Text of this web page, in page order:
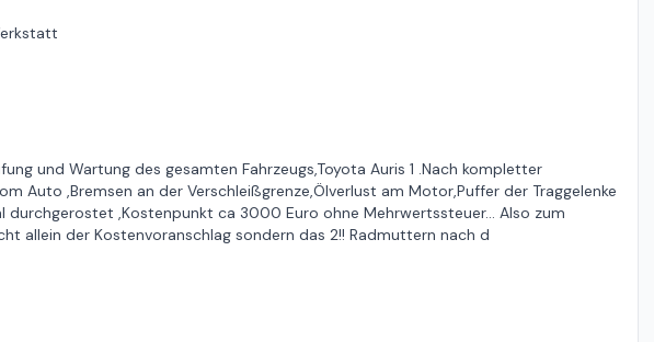
und Wartung des gesamten Fahrzeugs,Toyota Auris 1 .Nach kompletter
Auto ,Bremsen an der Verschleißgrenze,Ölverlust am Motor,Puffer der Traggelenke
,Kostenpunkt ca 3000 Euro ohne Mehrwertssteuer... Also zum
allein der Kostenvoranschlag sondern das 2!! Radmuttern nach d